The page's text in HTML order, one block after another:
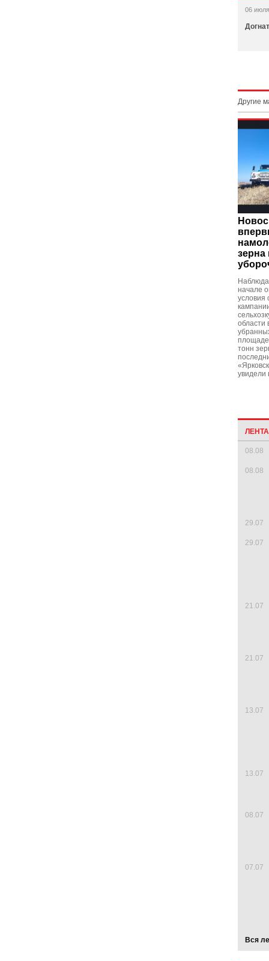
06
Другие
начале
условия
области
тонн
увидели
08.08
08.08
29.07
29.07
21.07
21.07
13.07
13.07
08.07
07.07
Вся